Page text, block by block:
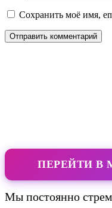
Сохранить моё имя,
ПЕРЕЙТИ В
Мы постоянно